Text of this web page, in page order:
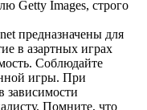
Getty Images, строго
предназначены для
в азартных играх
Соблюдайте
игры. При
зависимости
Помните, что